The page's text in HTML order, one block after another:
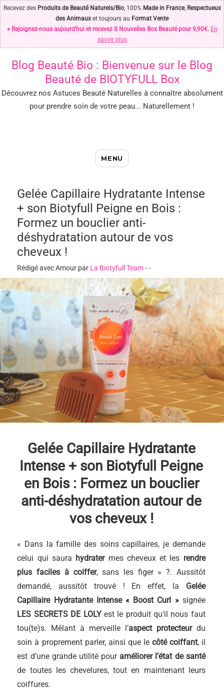
Recevez des Produits de Beauté Naturels/Bio, 100% Made in France, Respectueux
des Animauxet toujours au Format Vente
» Rejoignez-nous aujourd'hui et recevez 8 Nouvelles Box Beauté pour 9,90€. En
savoir plus
Blog Beauté Bio : Bienvenue sur le Blog
Beauté de BIOTYFULL Box
Découvrez nos Astuces Beauté Naturelles à connaître absolument
pour prendre soin de votre peau... Naturellement !
Blog Beauté Bio : Notre Top des
Astuces Beauté Naturelles !
MENU
Gelée Capillaire Hydratante Intense
+ son Biotyfull Peigne en Bois :
Formez un bouclier anti-
déshydratation autour de vos
cheveux !
Rédigé avec Amour par La Biotyfull Team--
Gelée Capillaire Hydratante
Intense + son Biotyfull Peigne
en Bois : Formez un bouclier
anti-déshydratation autour de
vos cheveux !
« Dans la famille des soins capillaires, je demande
celui qui saura hydratermes cheveux et les rendre
plus faciles à coiffer, sans les figer » ?. Aussitôt
demandé, aussitôt trouvé ! En effet, la Gelée
Capillaire Hydratante Intense « Boost Curl »signée
LES SECRETS DE LOLYest le produit qu’il nous faut
tou(te)s. Mêlant à merveille l’aspect protecteurdu
soin à proprement parler, ainsi que le côté coiffant, il
est d’une grande utilité pour améliorer l’état de santé
de toutes les chevelures, tout en maintenant leurs
coiffures.